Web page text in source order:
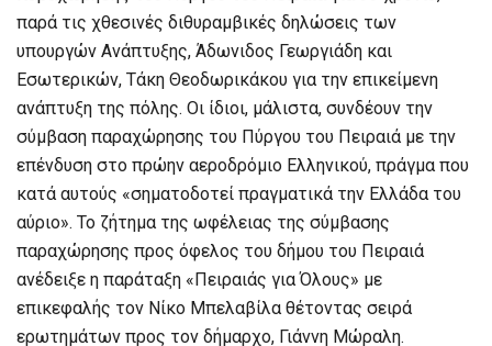
παρά τις χθεσινές διθυραμβικές δηλώσεις των
υπουργών Ανάπτυξης, Άδωνιδος Γεωργιάδη και
Εσωτερικών, Τάκη Θεοδωρικάκου για την επικείμενη
ανάπτυξη της πόλης. Οι ίδιοι, μάλιστα, συνδέουν την
σύμβαση παραχώρησης του Πύργου του Πειραιά με την
επένδυση στο πρώην αεροδρόμιο Ελληνικού, πράγμα που
κατά αυτούς «σηματοδοτεί πραγματικά την Ελλάδα του
αύριο». Το ζήτημα της ωφέλειας της σύμβασης
παραχώρησης προς όφελος του δήμου του Πειραιά
ανέδειξε η παράταξη «Πειραιάς για Όλους» με
επικεφαλής τον Νίκο Μπελαβίλα θέτοντας σειρά
ερωτημάτων προς τον δήμαρχο, Γιάννη Μώραλη.